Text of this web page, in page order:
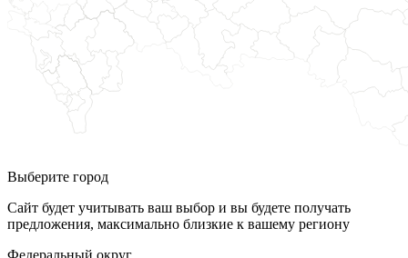
Выберите город
Сайт будет учитывать ваш выбор и вы будете получать
предложения, максимально близкие к вашему региону
Федеральный округ